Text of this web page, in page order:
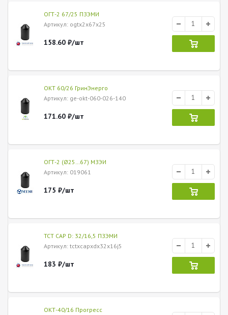
ОГТ-2 67/25 ПЗЭМИ
Артикул: ogtx2x67x25
158.60 ₽/шт
ОКТ 60/26 ГринЭнерго
Артикул: ge-okt-060-026-140
171.60 ₽/шт
ОГТ-2 (Ø25…67) МЗЭИ
Артикул: 019061
175 ₽/шт
ТСТ CAP D: 32/16,5 ПЗЭМИ
Артикул: tctxcapxdx32x16j5
183 ₽/шт
ОКТ-40/16 Прогресс